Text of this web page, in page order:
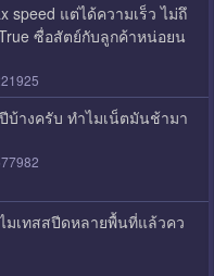
speed แต่ได้ความเร็ว ไม่ถึ
ซื่อสัตย์กับลูกค้าหน่อยน
บ้างครับ ทำไมเน็ตมันช้ามา
มเทสสปีดหลายพื้นที่แล้วคว